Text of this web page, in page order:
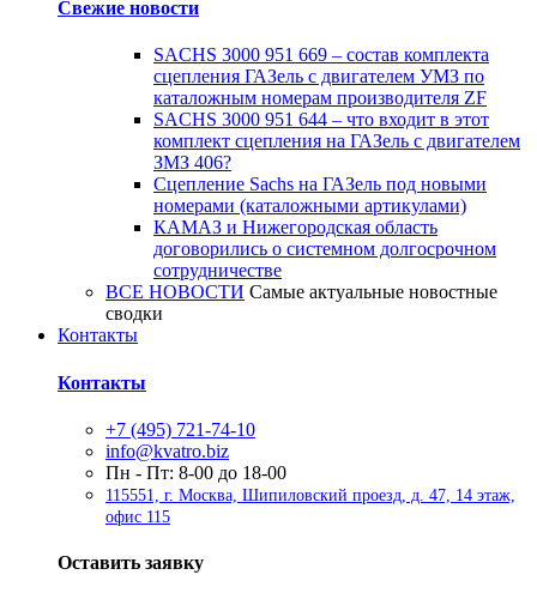
Свежие новости
SACHS 3000 951 669 – состав комплекта
сцепления ГАЗель с двигателем УМЗ по
каталожным номерам производителя ZF
SACHS 3000 951 644 – что входит в этот
комплект сцепления на ГАЗель с двигателем
ЗМЗ 406?
Сцепление Sachs на ГАЗель под новыми
номерами (каталожными артикулами)
КАМАЗ и Нижегородская область
договорились о системном долгосрочном
сотрудничестве
ВСЕ НОВОСТИ Самые актуальные новостные
сводки
Контакты
Контакты
+7 (495) 721-74-10
info@kvatro.biz
Пн - Пт: 8-00 до 18-00
115551, г. Москва, Шипиловский проезд, д. 47, 14 этаж,
офис 115
Оставить заявку